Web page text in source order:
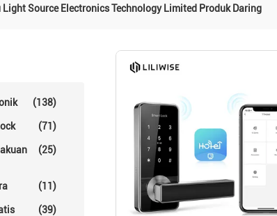
Light Source Electronics Technology Limited Produk Daring
(138)
(71)
(25)
(11)
(39)